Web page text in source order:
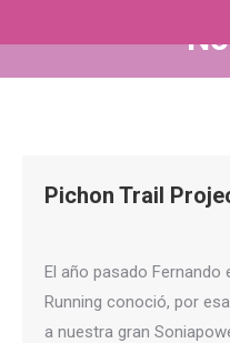
Pichon Trail
El año pasado Fernando
Running conoció, por
a nuestra gran